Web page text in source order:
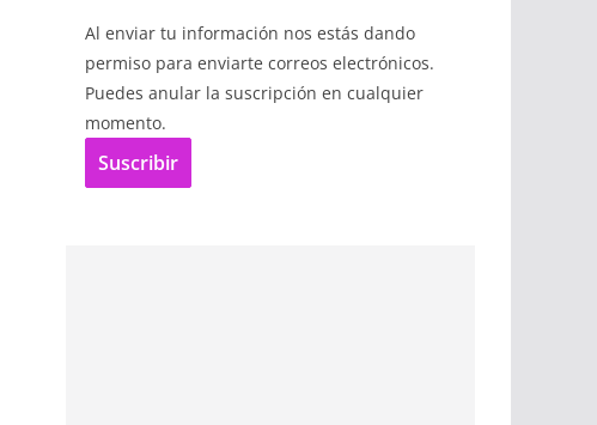
Al enviar tu información nos estás dando
permiso para enviarte correos electrónicos.
Puedes anular la suscripción en cualquier
momento.
Suscribir